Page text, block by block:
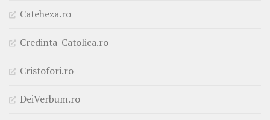
Cateheza.ro
Credinta-Catolica.ro
Cristofori.ro
DeiVerbum.ro